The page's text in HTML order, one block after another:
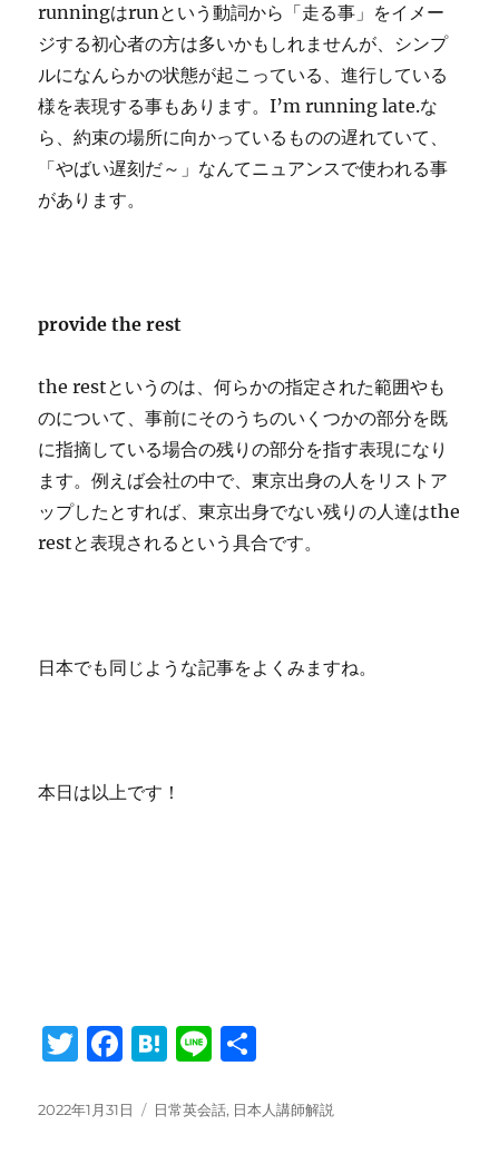
runningはrunという動詞から「走る事」をイメー
ジする初心者の方は多いかもしれませんが、シンプ
ルになんらかの状態が起こっている、進行している
様を表現する事もあります。I’m running late.な
ら、約束の場所に向かっているものの遅れていて、
「やばい遅刻だ～」なんてニュアンスで使われる事
があります。
provide the rest
the restというのは、何らかの指定された範囲やも
のについて、事前にそのうちのいくつかの部分を既
に指摘している場合の残りの部分を指す表現になり
ます。例えば会社の中で、東京出身の人をリストア
ップしたとすれば、東京出身でない残りの人達はthe
restと表現されるという具合です。
日本でも同じような記事をよくみますね。
本日は以上です！
T
it
F
c
H
e
Li
e
投
2022年1月31日
タ
日常英会話, 日本人講師解説